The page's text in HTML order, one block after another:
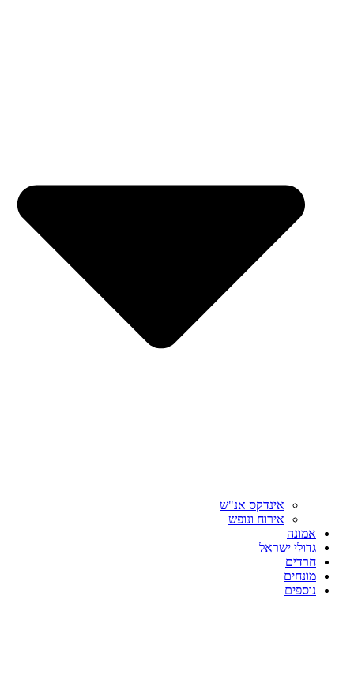
אינדקס אנ"ש
אירוח ונופש
אמונה
גדולי ישראל
חרדים
מונחים
נוספים